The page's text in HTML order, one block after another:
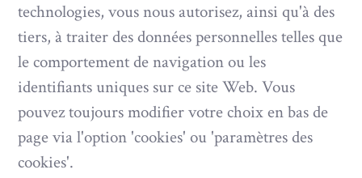
technologies, vous nous autorisez, ainsi qu'à des
tiers, à traiter des données personnelles telles que
le comportement de navigation ou les
identifiants uniques sur ce site Web. Vous
pouvez toujours modifier votre choix en bas de
page via l'option 'cookies' ou 'paramètres des
cookies'.
Vos coordonnées